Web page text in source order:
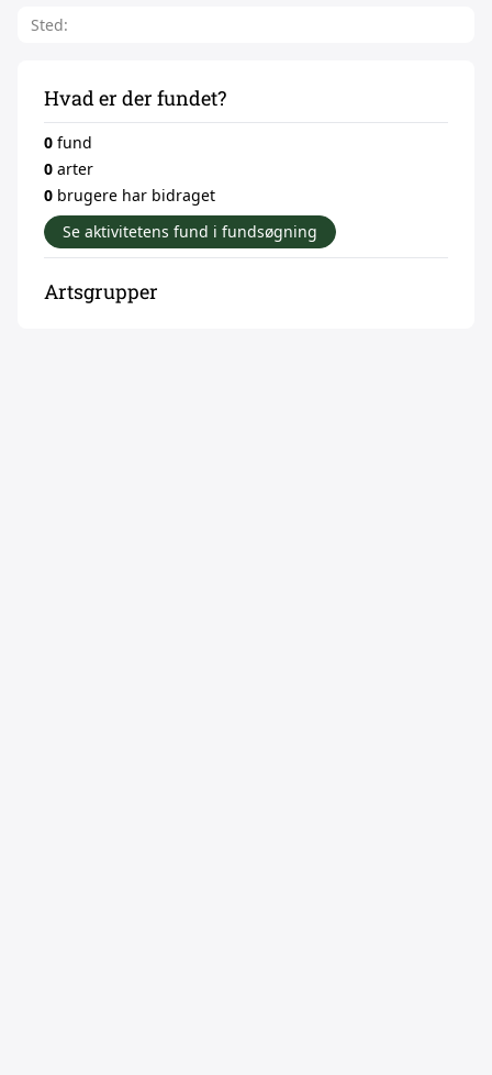
Sted:
Hvad er der fundet?
0 fund
0 arter
0 brugere har bidraget
Se aktivitetens fund i fundsøgning
Artsgrupper